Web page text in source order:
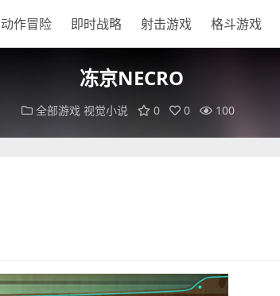
动作冒险 即时战略 射击游戏 格斗游戏
冻京NECRO
全部游戏 视觉小说 0 0 100